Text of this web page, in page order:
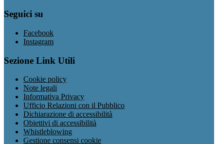
Seguici su
Facebook
Instagram
Sezione Link Utili
Cookie policy
Note legali
Informativa Privacy
Ufficio Relazioni con il Pubblico
Dichiarazione di accessibilità
Obiettivi di accessibilità
Whistleblowing
Gestione consensi cookie